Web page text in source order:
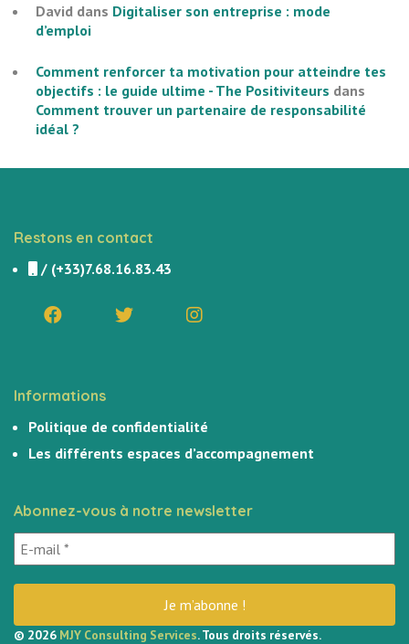
David dans Digitaliser son entreprise : mode
d’emploi
Comment renforcer ta motivation pour atteindre tes
objectifs : le guide ultime - The Positiviteurs dans
Comment trouver un partenaire de responsabilité
idéal ?
Restons en contact
/ (+33)7.68.16.83.43
Informations
Politique de confidentialité
Les différents espaces d’accompagnement
Abonnez-vous à notre newsletter
© 2026 MJY Consulting Services. Tous droits réservés.